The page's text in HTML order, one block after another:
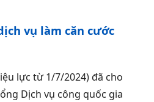
vụ làm căn cước
lực từ 1/7/2024) đã cho
Dịch vụ công quốc gia